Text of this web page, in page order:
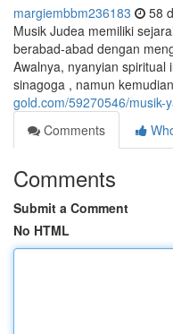
margiembbm236183 58
Musik Judea memiliki
berabad-abad dengan
Awalnya, nyanyian
sinagoga , namun kemudian
gold.com/59270546/musik-
Comments
Comments
Submit a Comment
No HTML